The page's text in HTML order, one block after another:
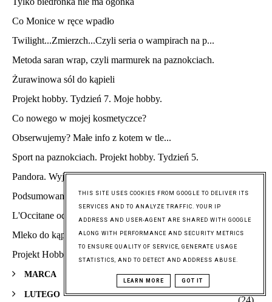
Co Monice w ręce wpadło
Twilight...Zmierzch...Czyli seria o wampirach na p...
Metoda saran wrap, czyli marmurek na paznokciach.
Żurawinowa sól do kąpieli
Projekt hobby. Tydzień 7. Moje hobby.
Co nowego w mojej kosmetyczce?
Obserwujemy? Małe info z kotem w tle...
Sport na paznokciach. Projekt hobby. Tydzień 5.
Pandora. Wyjątkowe chwile zaklęte w niezwykłej biż...
Podsumowanie projektu kontynenty
L'Occitane od Glamour i pierwszy OPI w mojej kolek...
Mleko do kąpieli. Passiflora.
Projekt Hobby. Tydzień czwarty. Kino/teatr
MARCA
LUTEGO
(24)
THIS SITE USES COOKIES FROM GOOGLE TO DELIVER ITS
SERVICES AND TO ANALYZE TRAFFIC. YOUR IP
ADDRESS AND USER-AGENT ARE SHARED WITH GOOGLE
ALONG WITH PERFORMANCE AND SECURITY METRICS
TO ENSURE QUALITY OF SERVICE, GENERATE USAGE
STATISTICS, AND TO DETECT AND ADDRESS ABUSE.
LEARN MORE GOT IT